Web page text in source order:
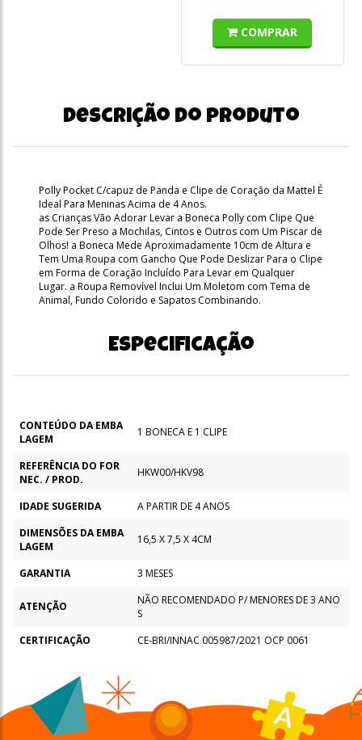
COMPRAR
Descrição do produto
Polly Pocket C/capuz de Panda e Clipe de Coração da Mattel É
Ideal Para Meninas Acima de 4 Anos.
as Crianças Vão Adorar Levar a Boneca Polly com Clipe Que
Pode Ser Preso a Mochilas, Cintos e Outros com Um Piscar de
Olhos! a Boneca Mede Aproximadamente 10cm de Altura e
Tem Uma Roupa com Gancho Que Pode Deslizar Para o Clipe
em Forma de Coração Incluído Para Levar em Qualquer
Lugar. a Roupa Removível Inclui Um Moletom com Tema de
Animal, Fundo Colorido e Sapatos Combinando.
Especificação
CONTEÚDO DA EMBA
LAGEM
1 BONECA E 1 CLIPE
REFERÊNCIA DO FOR
NEC. / PROD.
HKW00/HKV98
IDADE SUGERIDA
A PARTIR DE 4 ANOS
DIMENSÕES DA EMBA
LAGEM
16,5 X 7,5 X 4CM
GARANTIA 3 MESES
ATENÇÃO
NÃO RECOMENDADO P/ MENORES DE 3 ANO
S
CERTIFICAÇÃO
CE-BRI/INNAC 005987/2021 OCP 0061